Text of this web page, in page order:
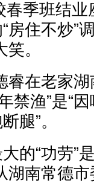
季班结
房住不炒”
。
在老家
禁渔”是“
腿”。
的“功劳”
湖南常德